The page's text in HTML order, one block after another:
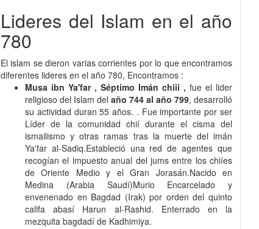
Lideres del Islam en el año
780
El islam se dieron varias corrientes por lo que encontramos
diferentes lideres en el año 780, Encontramos :
Musa ibn Ya'far , Séptimo Imán chiií , fue el lider
religioso del Islam del año 744 al año 799, desarrolló
su actividad duran 55 años. . Fue importante por ser
Líder de la comunidad chií durante el cisma del
ismailismo y otras ramas tras la muerte del imán
Ya'far al-Sadiq.Estableció una red de agentes que
recogían el impuesto anual del jums entre los chiíes
de Oriente Medio y el Gran Jorasán.Nacido en
Medina (Arabia Saudí)Murio Encarcelado y
envenenado en Bagdad (Irak) por orden del quinto
califa abasí Harun al-Rashid. Enterrado en la
mezquita bagdadí de Kadhimiya.